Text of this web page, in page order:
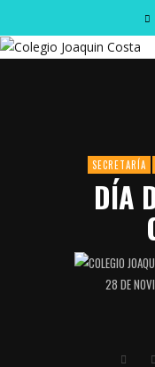
SECRETARÍA
DÍA
28 DE